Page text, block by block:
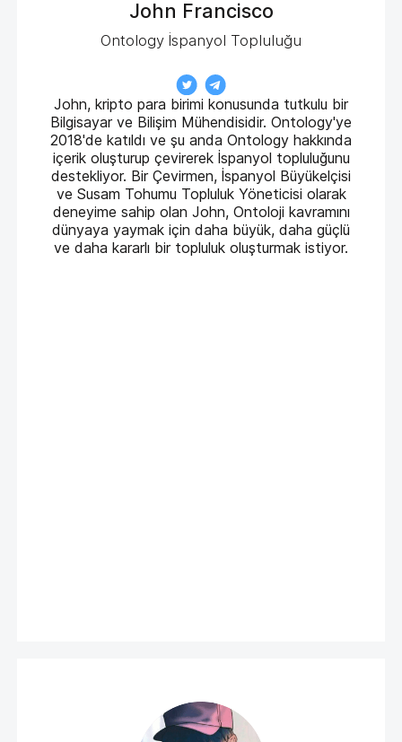
John Francisco
Ontology İspanyol Topluluğu
John, kripto para birimi konusunda tutkulu bir
Bilgisayar ve Bilişim Mühendisidir. Ontology'ye
2018'de katıldı ve şu anda Ontology hakkında
içerik oluşturup çevirerek İspanyol topluluğunu
destekliyor. Bir Çevirmen, İspanyol Büyükelçisi
ve Susam Tohumu Topluluk Yöneticisi olarak
deneyime sahip olan John, Ontoloji kavramını
dünyaya yaymak için daha büyük, daha güçlü
ve daha kararlı bir topluluk oluşturmak istiyor.